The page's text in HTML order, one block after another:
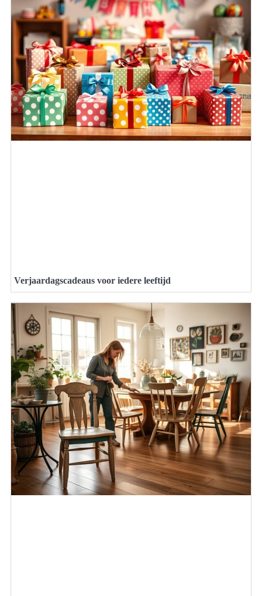
Verjaardagscadeaus voor iedere leeftijd